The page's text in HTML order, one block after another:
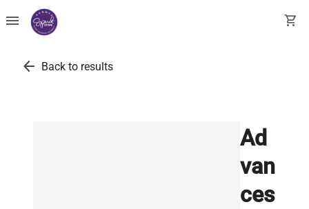
menu shopping_cart
arrow_back Back to results
Ad
van
ces